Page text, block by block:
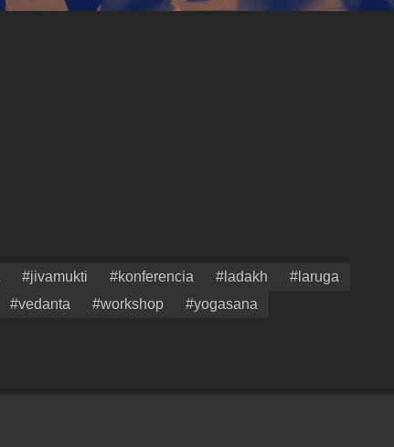
#jivamukti #konferencia #ladakh
#laruga
#vedanta #workshop #yogasana